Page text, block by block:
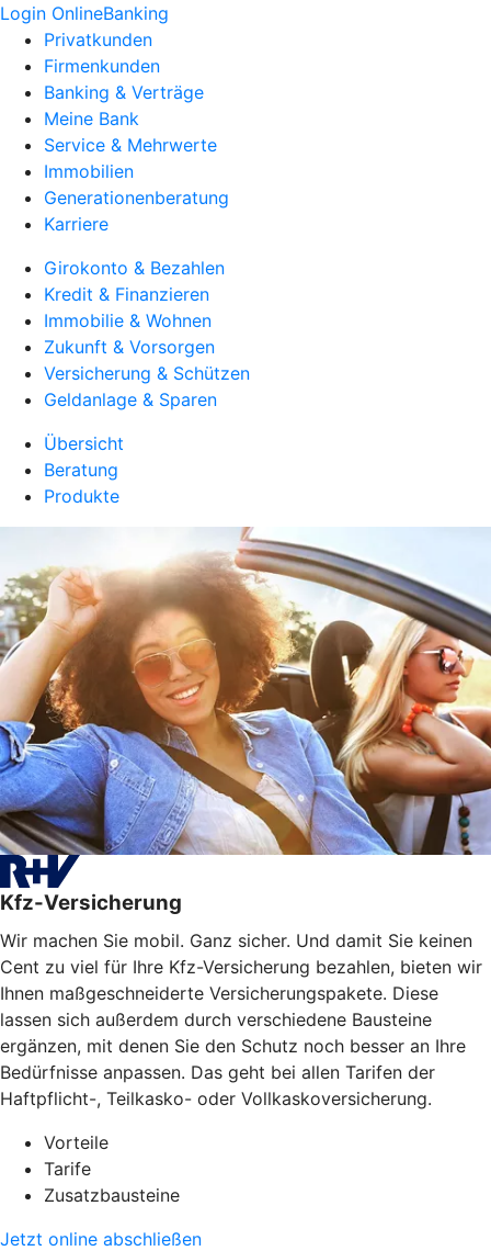
Login OnlineBanking
Privatkunden
Firmenkunden
Banking & Verträge
Meine Bank
Service & Mehrwerte
Immobilien
Generationenberatung
Karriere
Girokonto & Bezahlen
Kredit & Finanzieren
Immobilie & Wohnen
Zukunft & Vorsorgen
Versicherung & Schützen
Geldanlage & Sparen
Übersicht
Beratung
Produkte
Kfz-Versicherung
Wir machen Sie mobil. Ganz sicher. Und damit Sie keinen
Cent zu viel für Ihre Kfz-Versicherung bezahlen, bieten wir
Ihnen maßgeschneiderte Versicherungspakete. Diese
lassen sich außerdem durch verschiedene Bausteine
ergänzen, mit denen Sie den Schutz noch besser an Ihre
Bedürfnisse anpassen. Das geht bei allen Tarifen der
Haftpflicht-, Teilkasko- oder Vollkaskoversicherung.
Vorteile
Tarife
Zusatzbausteine
Jetzt online abschließen